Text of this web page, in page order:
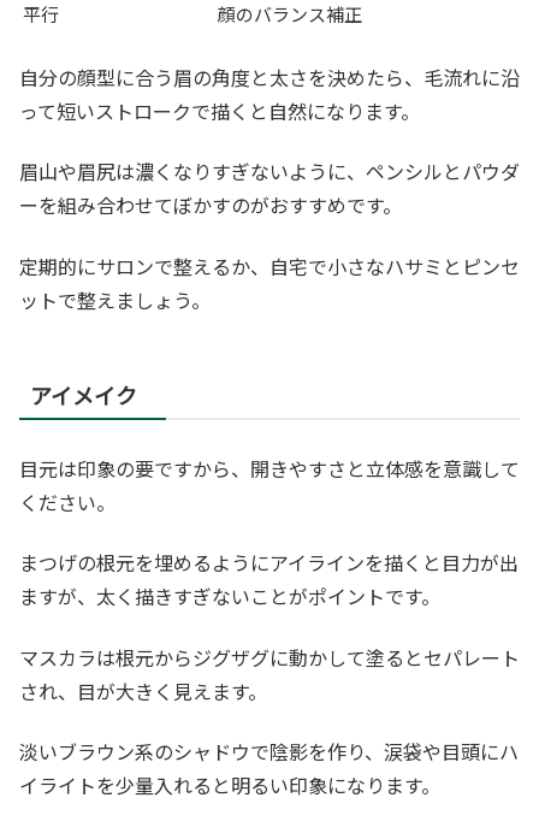
平行
顔のバランス補正
自分の顔型に合う眉の角度と太さを決めたら、毛流れに沿
って短いストロークで描くと自然になります。
眉山や眉尻は濃くなりすぎないように、ペンシルとパウダ
ーを組み合わせてぼかすのがおすすめです。
定期的にサロンで整えるか、自宅で小さなハサミとピンセ
ットで整えましょう。
アイメイク
目元は印象の要ですから、開きやすさと立体感を意識して
ください。
まつげの根元を埋めるようにアイラインを描くと目力が出
ますが、太く描きすぎないことがポイントです。
マスカラは根元からジグザグに動かして塗るとセパレート
され、目が大きく見えます。
淡いブラウン系のシャドウで陰影を作り、涙袋や目頭にハ
イライトを少量入れると明るい印象になります。